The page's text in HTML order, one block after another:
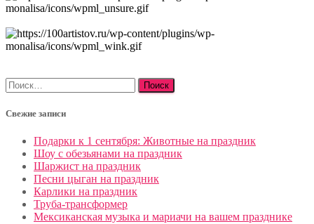
Найти:
Свежие записи
Подарки к 1 сентября: Животные на праздник
Шоу с обезьянами на праздник
Шаржист на праздник
Песни цыган на праздник
Карлики на праздник
Труба-трансформер
Мексиканская музыка и мариачи на вашем празднике